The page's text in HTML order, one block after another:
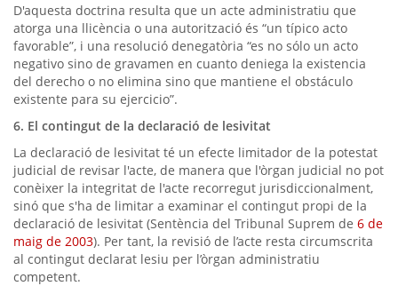
D'aquesta doctrina resulta que un acte administratiu que
atorga una llicència o una autorització és “un típico acto
favorable”, i una resolució denegatòria “es no sólo un acto
negativo sino de gravamen en cuanto deniega la existencia
del derecho o no elimina sino que mantiene el obstáculo
existente para su ejercicio”.
6. El contingut de la declaració de lesivitat
La declaració de lesivitat té un efecte limitador de la potestat
judicial de revisar l'acte, de manera que l'òrgan judicial no pot
conèixer la integritat de l'acte recorregut jurisdiccionalment,
sinó que s'ha de limitar a examinar el contingut propi de la
declaració de lesivitat (Sentència del Tribunal Suprem de 6 de
maig de 2003). Per tant, la revisió de l’acte resta circumscrita
al contingut declarat lesiu per l’òrgan administratiu
competent.